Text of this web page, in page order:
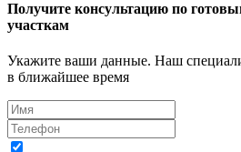
Получите консультацию по
участкам
Укажите ваши данные. Наш
в ближайшее время